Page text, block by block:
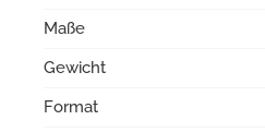
Maße
Gewicht
Format